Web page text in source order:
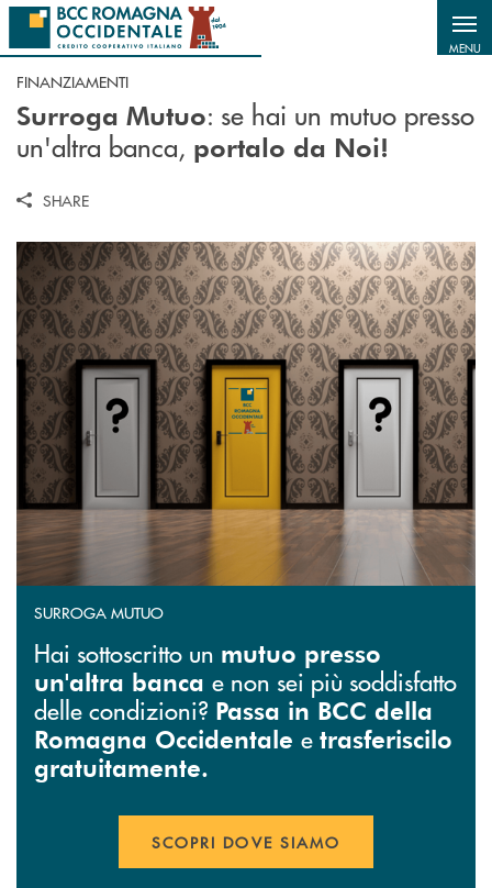
Salta al contenuto principale
MENU
FINANZIAMENTI
Surroga Mutuo: se hai un mutuo presso
un'altra banca, portalo da Noi!
SHARE
SURROGA MUTUO
Hai sottoscritto un mutuo presso
un'altra banca e non sei più soddisfatto
delle condizioni? Passa in BCC della
Romagna Occidentale e trasferiscilo
gratuitamente.
SCOPRI DOVE SIAMO